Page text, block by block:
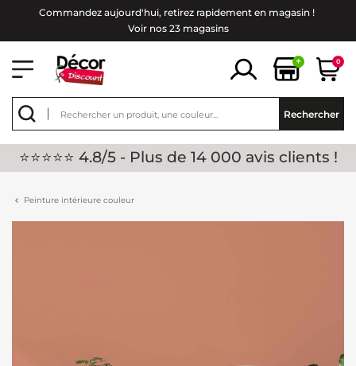
Commandez aujourd'hui, retirez rapidement en magasin !
Voir nos 23 magasins
+ 0
Rechercher
⭐⭐⭐⭐⭐ 4.8/5 - Plus de 14 000 avis clients !
Peinture intérieure couleur